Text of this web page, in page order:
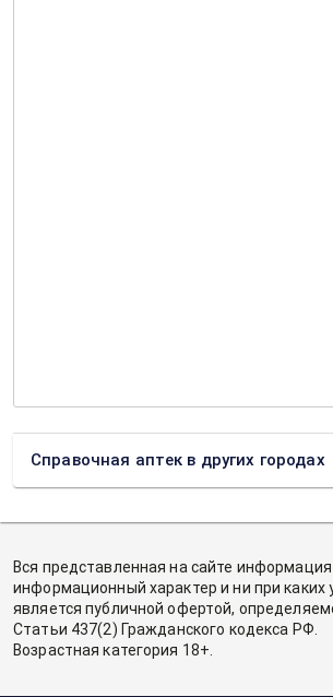
Справочная аптек в других городах
Вся представленная на сайте
информационный характер и ни при каких
является публичной офертой,
Статьи 437(2) Гражданского кодекса РФ.
Возрастная категория 18+.